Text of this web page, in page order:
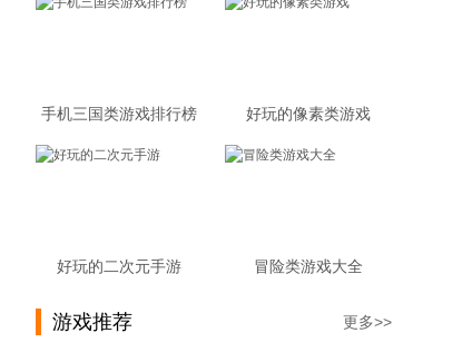
手机三国类游戏排行榜 好玩的像素类游戏
好玩的二次元手游 冒险类游戏大全
游戏推荐 更多>>